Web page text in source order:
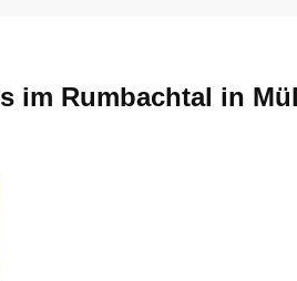
im Rumbachtal in